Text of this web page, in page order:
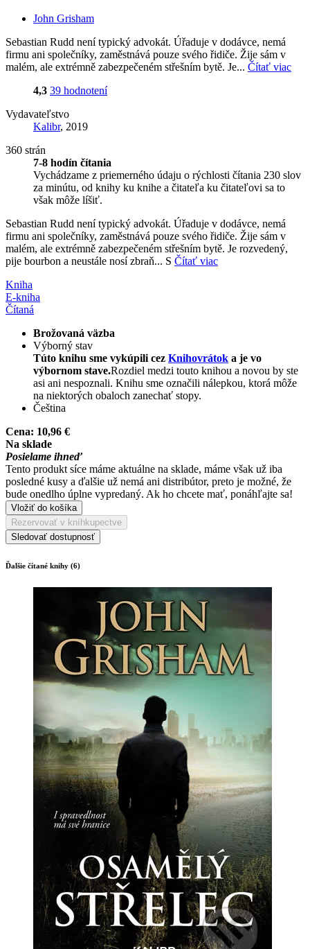
John Grisham
Sebastian Rudd není typický advokát. Úřaduje v dodávce, nemá
firmu ani společníky, zaměstnává pouze svého řidiče. Žije sám v
malém, ale extrémně zabezpečeném střešním bytě. Je... Čítať viac
4,3 39 hodnotení
Vydavateľstvo
Kalibr, 2019
360 strán
7-8 hodín čítania
Vychádzame z priemerného údaju o rýchlosti čítania 230 slov
za minútu, od knihy ku knihe a čitateľa ku čitateľovi sa to
však môže líšiť.
Sebastian Rudd není typický advokát. Úřaduje v dodávce, nemá
firmu ani společníky, zaměstnává pouze svého řidiče. Žije sám v
malém, ale extrémně zabezpečeném střešním bytě. Je rozvedený,
pije bourbon a neustále nosí zbraň... S Čítať viac
Kniha
E-kniha
Čítaná
Brožovaná väzba
Výborný stav
Túto knihu sme vykúpili cez Knihovrátok a je vo
výbornom stave.Rozdiel medzi touto knihou a novou by ste
asi ani nespoznali. Knihu sme označili nálepkou, ktorá môže
na niektorých obaloch zanechať stopy.
Čeština
Cena: 10,96 €
Na sklade
Posielame ihneď
Tento produkt síce máme aktuálne na sklade, máme však už iba
posledné kusy a ďalšie už nemá ani distribútor, preto je možné, že
bude onedlho úplne vypredaný. Ak ho chcete mať, ponáhľajte sa!
Vložiť do košíka
Rezervovať v kníhkupectve
Sledovať dostupnosť
Ďalšie čítané knihy (6)